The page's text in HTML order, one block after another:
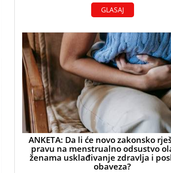
GLASAJ
ANKETA: Da li će novo zakonsko
pravu na menstrualno odsustvo
ženama usklađivanje zdravlja i
obaveza?